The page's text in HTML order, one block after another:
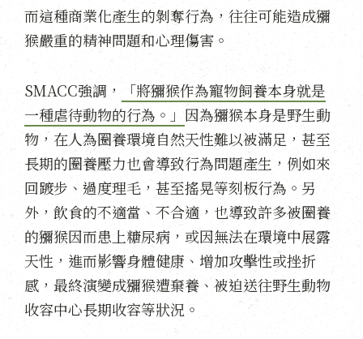
而這種商業化產生的剝奪行為，往往可能造成獼
猴嚴重的精神問題和心理傷害。
SMACC強調，
「將獼猴作為寵物飼養本身就是
一種虐待動物的行為。」 因為獼猴本身是野生動
物，在人為圈養環境自然天性難以被滿足，甚至
長期的圈養壓力也會導致行為問題產生，例如來
回踱步、過度理毛，甚至搖晃等刻板行為。另
外，飲食的不適當、不合適，也導致許多被圈養
的獼猴因而患上糖尿病，或因無法在環境中展露
天性，進而影響身體健康、增加攻擊性或挫折
感，最終演變成獼猴遭棄養、被迫送往野生動物
收容中心長期收容等狀況。